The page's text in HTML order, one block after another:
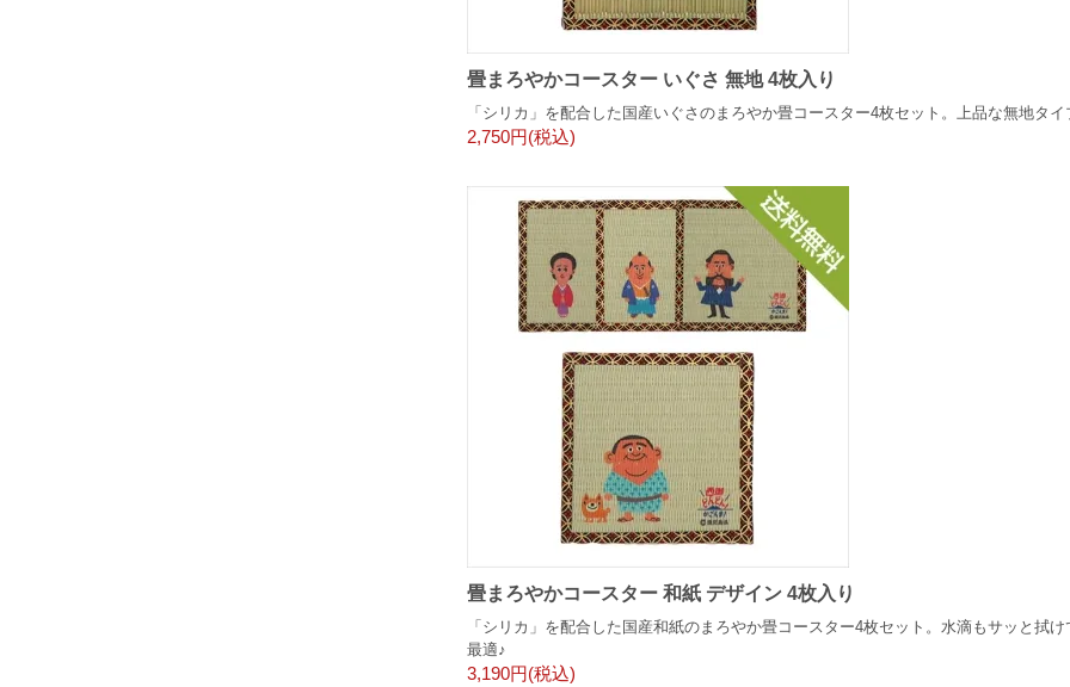
畳まろやかコースター いぐさ 無地 4枚入り
「シリカ」を配合した国産いぐさのまろやか畳コースター4枚セット。上品な無地タ
2,750円(税込)
畳まろやかコースター 和紙 デザイン 4枚入り
「シリカ」を配合した国産和紙のまろやか畳コースター4枚セット。水滴もサッと拭
最適♪
3,190円(税込)